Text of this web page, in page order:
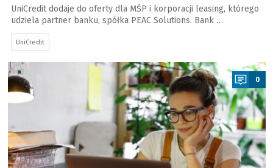
UniCredit dodaje do oferty dla MŚP i korporacji leasing, którego
udziela partner banku, spółka PEAC Solutions. Bank …
UniCredit
a
0